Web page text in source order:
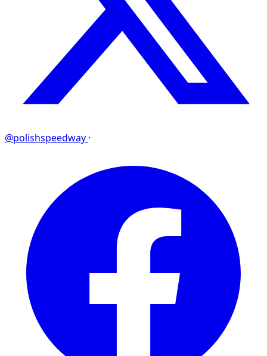
@polishspeedway ·